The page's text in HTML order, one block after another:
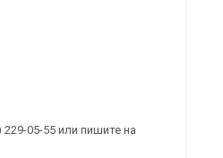
05-55 или пишите на